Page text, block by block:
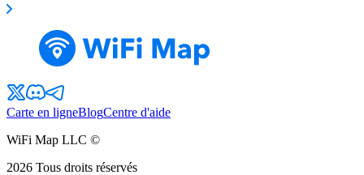
Carte en ligneBlogCentre d'aide
WiFi Map LLC ©
2026 Tous droits réservés